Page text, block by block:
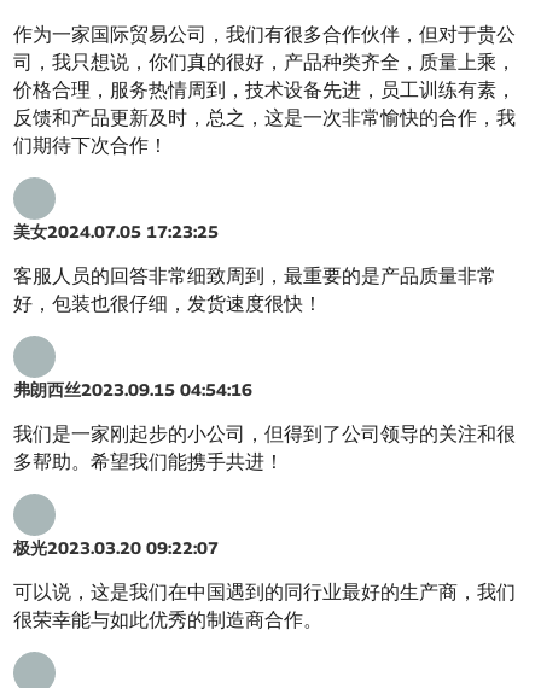
作为一家国际贸易公司，我们有很多合作伙伴，但对于贵公
司，我只想说，你们真的很好，产品种类齐全，质量上乘，
价格合理，服务热情周到，技术设备先进，员工训练有素，
反馈和产品更新及时，总之，这是一次非常愉快的合作，我
们期待下次合作！
美女2024.07.05 17:23:25
客服人员的回答非常细致周到，最重要的是产品质量非常
好，包装也很仔细，发货速度很快！
弗朗西丝2023.09.15 04:54:16
我们是一家刚起步的小公司，但得到了公司领导的关注和很
多帮助。希望我们能携手共进！
极光2023.03.20 09:22:07
可以说，这是我们在中国遇到的同行业最好的生产商，我们
很荣幸能与如此优秀的制造商合作。